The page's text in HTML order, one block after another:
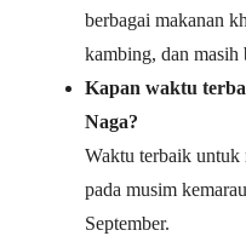
berbagai makanan
kambing, dan masih
Kapan waktu
Naga?
Waktu terbaik untuk
pada musim
September.